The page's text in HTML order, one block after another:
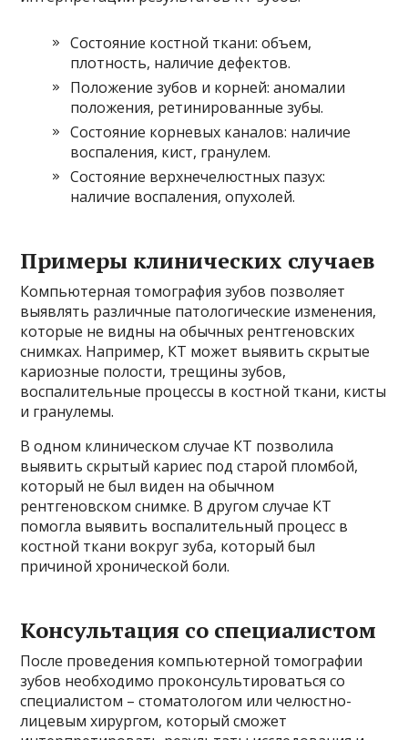
Состояние костной ткани: объем,
плотность, наличие дефектов.
Положение зубов и корней: аномалии
положения, ретинированные зубы.
Состояние корневых каналов: наличие
воспаления, кист, гранулем.
Состояние верхнечелюстных пазух:
наличие воспаления, опухолей.
Примеры клинических случаев
Компьютерная томография зубов позволяет
выявлять различные патологические изменения,
которые не видны на обычных рентгеновских
снимках. Например, КТ может выявить скрытые
кариозные полости, трещины зубов,
воспалительные процессы в костной ткани, кисты
и гранулемы.
В одном клиническом случае КТ позволила
выявить скрытый кариес под старой пломбой,
который не был виден на обычном
рентгеновском снимке. В другом случае КТ
помогла выявить воспалительный процесс в
костной ткани вокруг зуба, который был
причиной хронической боли.
Консультация со специалистом
После проведения компьютерной томографии
зубов необходимо проконсультироваться со
специалистом – стоматологом или челюстно-
лицевым хирургом, который сможет